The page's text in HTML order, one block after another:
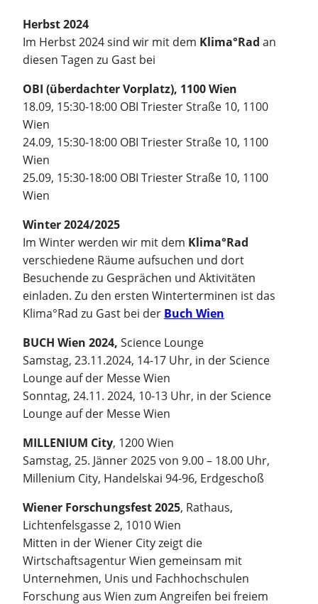
Herbst 2024
Im Herbst 2024 sind wir mit dem Klima°Rad an
diesen Tagen zu Gast bei
OBI (überdachter Vorplatz), 1100 Wien
18.09, 15:30-18:00 OBI Triester Straße 10, 1100
Wien
24.09, 15:30-18:00 OBI Triester Straße 10, 1100
Wien
25.09, 15:30-18:00 OBI Triester Straße 10, 1100
Wien
Winter 2024/2025
Im Winter werden wir mit dem Klima°Rad
verschiedene Räume aufsuchen und dort
Besuchende zu Gesprächen und Aktivitäten
einladen. Zu den ersten Winterterminen ist das
Klima°Rad zu Gast bei der Buch Wien
BUCH Wien 2024, Science Lounge
Samstag, 23.11.2024, 14-17 Uhr, in der Science
Lounge auf der Messe Wien
Sonntag, 24.11. 2024, 10-13 Uhr, in der Science
Lounge auf der Messe Wien
MILLENIUM City, 1200 Wien
Samstag, 25. Jänner 2025 von 9.00 – 18.00 Uhr,
Millenium City, Handelskai 94-96, Erdgeschoß
Wiener Forschungsfest 2025, Rathaus,
Lichtenfelsgasse 2, 1010 Wien
Mitten in der Wiener City zeigt die
Wirtschaftsagentur Wien gemeinsam mit
Unternehmen, Unis und Fachhochschulen
Forschung aus Wien zum Angreifen bei freiem